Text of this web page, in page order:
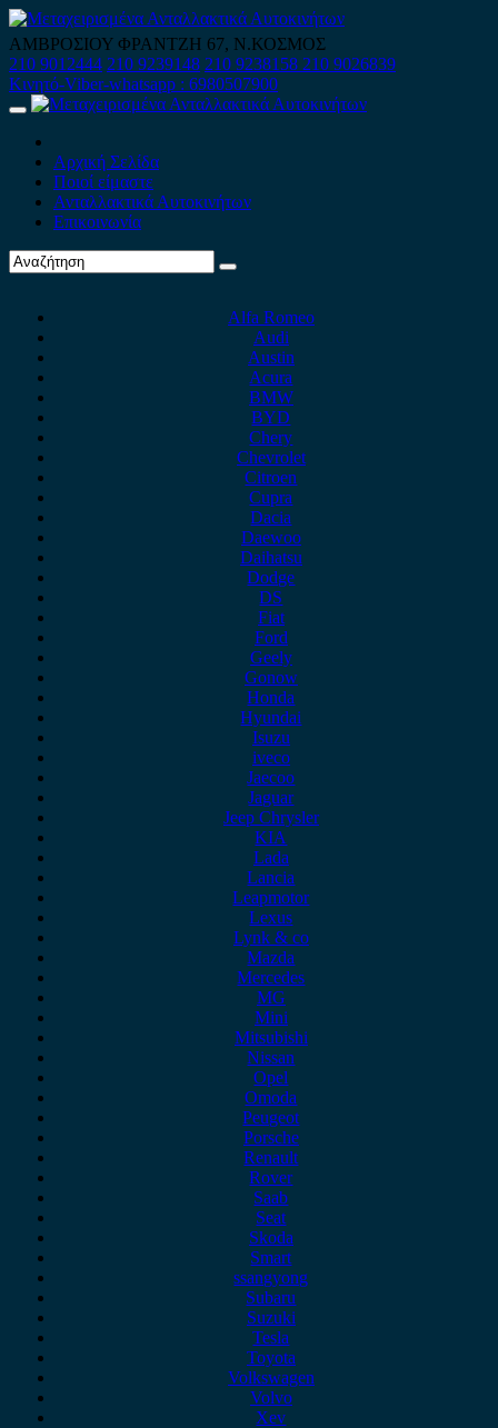
Skip
to
content
ΑΜΒΡΟΣΙΟΥ ΦΡΑΝΤΖΗ 67, Ν.ΚΟΣΜΟΣ
210 9012444 210 9239148 210 9238158 210 9026839
Κινητό-Viber-whatsapp : 6980507900
Primary
Αρχική Σελίδα
Ποιοί είμαστε
Ανταλλακτικά Αυτοκινήτων
Επικοινωνία
Alfa Romeo
Audi
Austin
Acura
BMW
BYD
Chery
Chevrolet
Citroen
Cupra
Dacia
Daewoo
Daihatsu
Dodge
DS
Fiat
Ford
Geely
Gonow
Honda
Hyundai
Isuzu
iveco
Jaecoo
Jaguar
Jeep Chrysler
KIA
Lada
Lancia
Leapmotor
Lexus
Lynk & co
Mazda
Mercedes
MG
Mini
Mitsubishi
Nissan
Opel
Omoda
Peugeot
Porsche
Renault
Rover
Saab
Seat
Skoda
Smart
ssangyong
Subaru
Suzuki
Tesla
Toyota
Volkswagen
Volvo
Xev